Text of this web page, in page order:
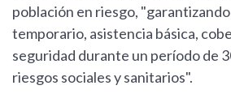
población en riesgo,
temporario, asistencia básica,
seguridad durante un período de
riesgos sociales y sanitarios".